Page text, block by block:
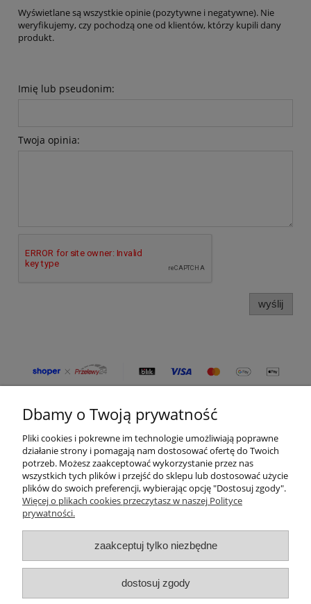
Wyświetlane są wszystkie opinie (pozytywne i negatywne). Nie
weryfikujemy, czy pochodzą one od klientów, którzy kupili dany
produkt.
Imię lub pseudonim:
Twoja opinia:
wyślij
Moje konto
Płatności i dostawa
Informacje
Kategorie produktów
Zamówienia telefoniczne
od pon. do pt. 8:00 - 16:00
Dbamy o Twoją prywatność
Pliki cookies i pokrewne im technologie umożliwiają poprawne
działanie strony i pomagają nam dostosować ofertę do Twoich
potrzeb. Możesz zaakceptować wykorzystanie przez nas
wszystkich tych plików i przejść do sklepu lub dostosować użycie
plików do swoich preferencji, wybierając opcję "Dostosuj zgody".
Więcej o plikach cookies przeczytasz w naszej Polityce
prywatności.
zaakceptuj tylko niezbędne
dostosuj zgody